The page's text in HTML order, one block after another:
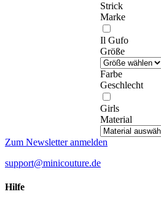
Strick
Marke
Il Gufo
Größe
Farbe
Geschlecht
Girls
Material
Zum Newsletter anmelden
support@minicouture.de
Hilfe